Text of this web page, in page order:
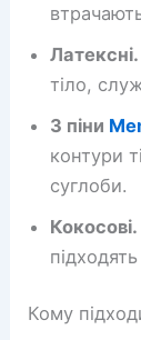
Латексні.
тіло,
З піни
контури
суглоби.
Кокосові.
Кому